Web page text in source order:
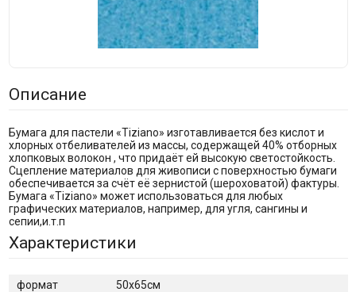
Описание
Бумага для пастели «Tiziano» изготавливается без кислот и
хлорных отбеливателей из массы, содержащей 40% отборных
хлопковых волокон , что придаёт ей высокую светостойкость.
Сцепление материалов для живописи с поверхностью бумаги
обеспечивается за счёт её зернистой (шероховатой) фактуры.
Бумага «Tiziano» может использоваться для любых
графических материалов, например, для угля, сангины и
сепии,и.т.п
Характеристики
формат
50х65см